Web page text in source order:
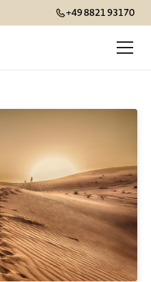
+49 8821 93170